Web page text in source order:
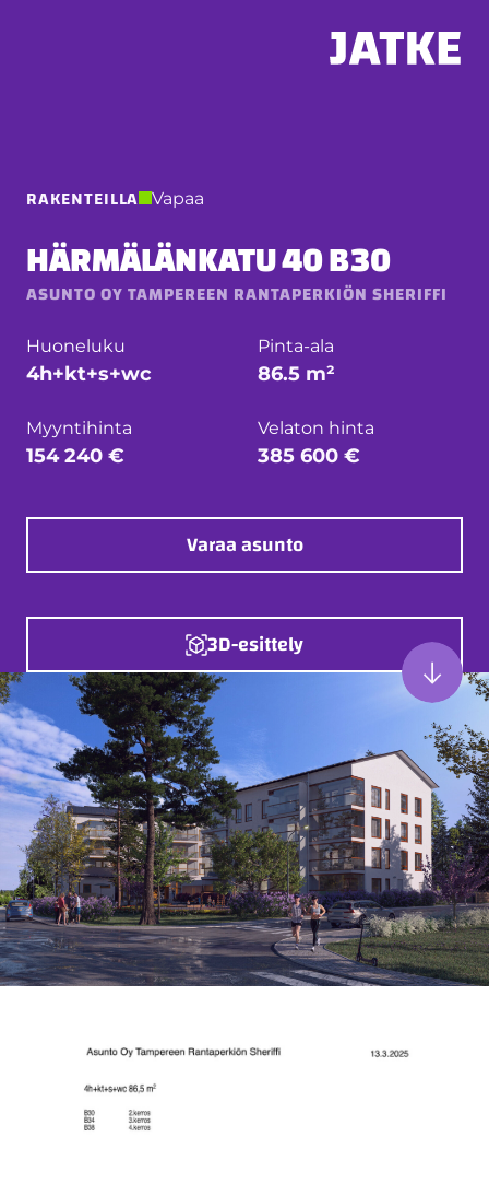
RAKENTEILLA Vapaa
HÄRMÄLÄNKATU 40 B30
ASUNTO OY TAMPEREEN RANTAPERKIÖN SHERIFFI
Huoneluku
4h+kt+s+wc
Pinta-ala
86.5 m²
Myyntihinta
154 240 €
Velaton hinta
385 600 €
Varaa asunto
3D-esittely